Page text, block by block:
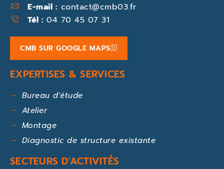
E-mail : contact@cmb03.fr
Tél : 04 70 45 07 31
CMB SUR GOOGLE MAPS
EXPERTISES & SERVICES
Bureau d'étude
Atelier
Montage
Diagnostic de structure existante
SECTEURS D'ACTIVITÉS